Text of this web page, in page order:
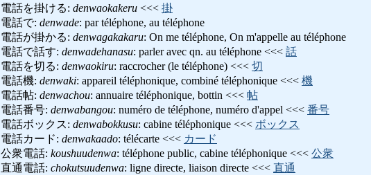
電話を掛ける: denwaokakeru <<< 掛
電話で: denwade: par téléphone, au téléphone
電話が掛かる: denwagakakaru: On me téléphone, On m'appelle au téléphone
電話で話す: denwadehanasu: parler avec qn. au téléphone <<< 話
電話を切る: denwaokiru: raccrocher (le téléphone) <<< 切
電話機: denwaki: appareil téléphonique, combiné téléphonique <<< 機
電話帖: denwachou: annuaire téléphonique, bottin <<< 帖
電話番号: denwabangou: numéro de téléphone, numéro d'appel <<< 番号
電話ボックス: denwabokkusu: cabine téléphonique <<< ボックス
電話カード: denwakaado: télécarte <<< カード
公衆電話: koushuudenwa: téléphone public, cabine téléphonique <<< 公衆
直通電話: chokutsuudenwa: ligne directe, liaison directe <<< 直通